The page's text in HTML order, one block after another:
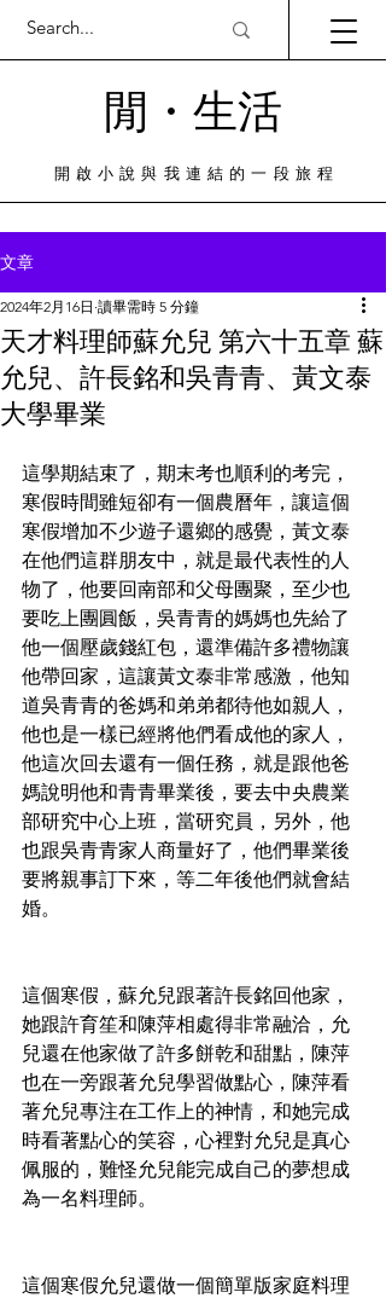
閒・​生活
​開啟小說與我連結的一段旅程
文章
天才料理師蘇允兒 第六十五章 蘇
允兒、許長銘和吳青青、黃文泰
大學畢業
2024年2月16日 讀畢需時 5 分鐘
這學期結束了，期末考也順利的考完，
寒假時間雖短卻有一個農曆年，讓這個
寒假增加不少遊子還鄉的感覺，黃文泰
在他們這群朋友中，就是最代表性的人
物了，他要回南部和父母團聚，至少也
要吃上團圓飯，吳青青的媽媽也先給了
他一個壓歲錢紅包，還準備許多禮物讓
他帶回家，這讓黃文泰非常感激，他知
道吳青青的爸媽和弟弟都待他如親人，
他也是一樣已經將他們看成他的家人，
他這次回去還有一個任務，就是跟他爸
媽說明他和青青畢業後，要去中央農業
部研究中心上班，當研究員，另外，他
也跟吳青青家人商量好了，他們畢業後
要將親事訂下來，等二年後他們就會結
婚。
這個寒假，蘇允兒跟著許長銘回他家，
她跟許育笙和陳萍相處得非常融洽，允
兒還在他家做了許多餅乾和甜點，陳萍
也在一旁跟著允兒學習做點心，陳萍看
著允兒專注在工作上的神情，和她完成
時看著點心的笑容，心裡對允兒是真心
佩服的，難怪允兒能完成自己的夢想成
為一名料理師。
這個寒假允兒還做一個簡單版家庭料理